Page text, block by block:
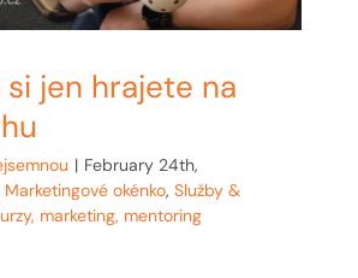
si jen hrajete na
| February 24th,
Marketingové okénko, Služby &
marketing, mentoring